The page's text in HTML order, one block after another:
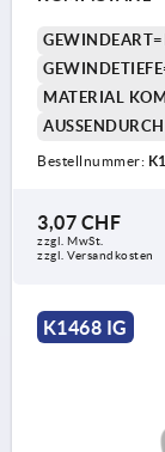
MATERIAL
Bestellnummer:
3,07 CHF
zzgl. MwSt.
zzgl. Versandkosten
K1468 IG